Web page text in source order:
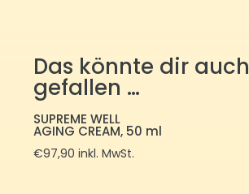
Das könnte dir auch
gefallen …
SUPREME WELL
AGING CREAM, 50 ml
€97,90 inkl. MwSt.